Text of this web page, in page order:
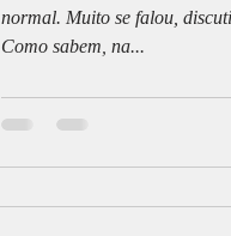
normal. Muito se falou,
Como sabem, na...